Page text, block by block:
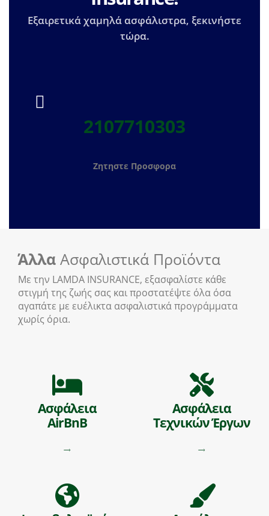
Εξαιρετικά χαμηλά ασφάλιστρα, ξεκινήστε
τώρα.
2107710303
Ζητηστε Προσφορα
Άλλα Ασφαλιστικά Προϊόντα
Με την LAMDA INSURANCE, εξασφαλίστε κάθε
στιγμή της ζωής σας και προστατέψτε όλα όσα
αγαπάτε με ευέλικτα ασφαλιστικά προγράμματα
χωρίς όρια.
Ασφάλεια
AirBnB
Ασφάλεια
Τεχνικών Έργων